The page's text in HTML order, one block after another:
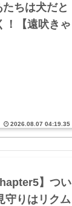
ちは犬だと
！【遠吠きゃ
2026.08.07 04:19.35
】つい
守りはリクム